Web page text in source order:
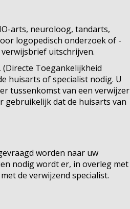
arts, neuroloog, tandarts,
logopedisch onderzoek of -
uitschrijven.
Toegankelijkheid
huisarts of specialist nodig. U
tussenkomst van een verwijzer
gebruikelijk dat de huisarts van
worden naar uw
nodig wordt er, in overleg met
de verwijzend specialist.